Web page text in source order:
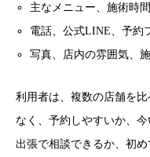
主なメニュー、施術時
電話、公式LINE、予約
写真、店内の雰囲気、
利用者は、複数の店舗を
なく、予約しやすいか、
出張で相談できるか、初